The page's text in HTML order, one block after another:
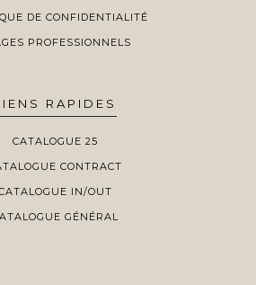
DE CONFIDENTIALITÉ
PROFESSIONNELS
RAPIDES
CATALOGUE 25
CONTRACT
IN/OUT
GÉNÉRAL